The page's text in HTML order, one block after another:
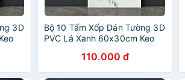
3D
Bộ 10 Tấm Xốp Dán Tường 3D
PVC Lá Xanh 60x30cm Keo
Sang trọng110.000 đ